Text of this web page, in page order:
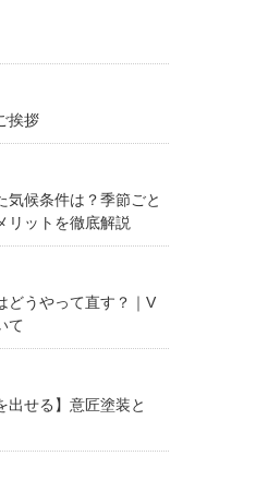
挨拶
気候条件は？季節ごと
リットを徹底解説
どうやって直す？｜V
て
出せる】意匠塗装と